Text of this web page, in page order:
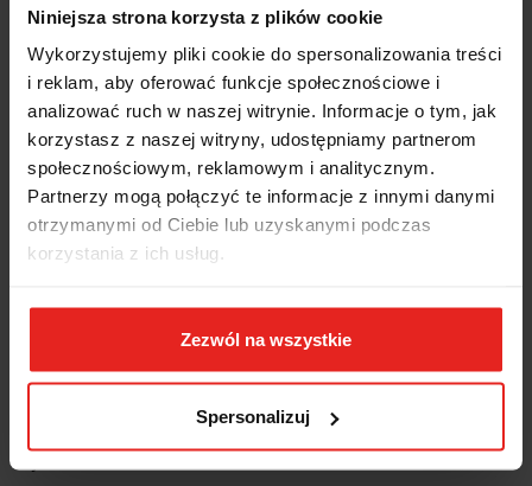
Niniejsza strona korzysta z plików cookie
Wykorzystujemy pliki cookie do spersonalizowania treści
i reklam, aby oferować funkcje społecznościowe i
analizować ruch w naszej witrynie. Informacje o tym, jak
korzystasz z naszej witryny, udostępniamy partnerom
społecznościowym, reklamowym i analitycznym.
Partnerzy mogą połączyć te informacje z innymi danymi
otrzymanymi od Ciebie lub uzyskanymi podczas
korzystania z ich usług.
Zezwól na wszystkie
Spersonalizuj
Symbol:928E/C17